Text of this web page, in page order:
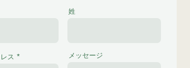
姓
ス メッセージ